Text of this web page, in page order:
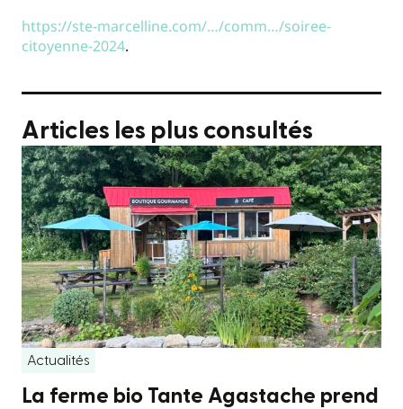
https://ste-marcelline.com/…/comm…/soiree-
citoyenne-2024.
Articles les plus consultés
Actualités
La ferme bio Tante Agastache prend